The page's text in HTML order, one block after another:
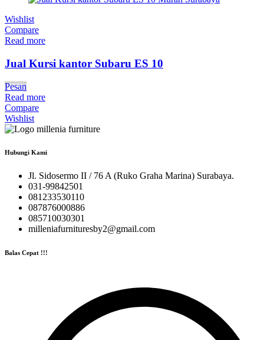
Wishlist
Compare
Read more
Jual Kursi kantor Subaru ES 10
Pesan
Read more
Compare
Wishlist
Hubungi Kami
Jl. Sidosermo II / 76 A (Ruko Graha Marina) Surabaya.
031-99842501
081233530110
087876000886
085710030301
milleniafurnituresby2@gmail.com
Balas Cepat !!!